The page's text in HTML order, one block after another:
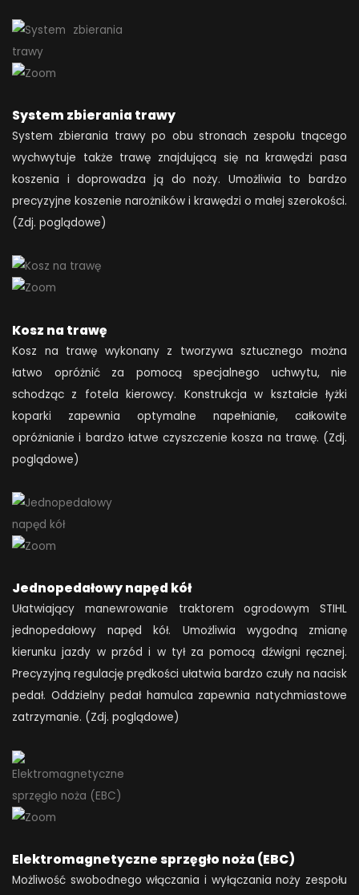
System zbierania trawy
System zbierania trawy po obu stronach zespołu tnącego
wychwytuje także trawę znajdującą się na krawędzi pasa
koszenia i doprowadza ją do noży. Umożliwia to bardzo
precyzyjne koszenie narożników i krawędzi o małej szerokości.
(Zdj. poglądowe)
Kosz na trawę
Kosz na trawę wykonany z tworzywa sztucznego można
łatwo opróżnić za pomocą specjalnego uchwytu, nie
schodząc z fotela kierowcy. Konstrukcja w kształcie łyżki
koparki zapewnia optymalne napełnianie, całkowite
opróżnianie i bardzo łatwe czyszczenie kosza na trawę. (Zdj.
poglądowe)
Jednopedałowy napęd kół
Ułatwiający manewrowanie traktorem ogrodowym STIHL
jednopedałowy napęd kół. Umożliwia wygodną zmianę
kierunku jazdy w przód i w tył za pomocą dźwigni ręcznej.
Precyzyjną regulację prędkości ułatwia bardzo czuły na nacisk
pedał. Oddzielny pedał hamulca zapewnia natychmiastowe
zatrzymanie. (Zdj. poglądowe)
Elektromagnetyczne sprzęgło noża (EBC)
Możliwość swobodnego włączania i wyłączania noży zespołu